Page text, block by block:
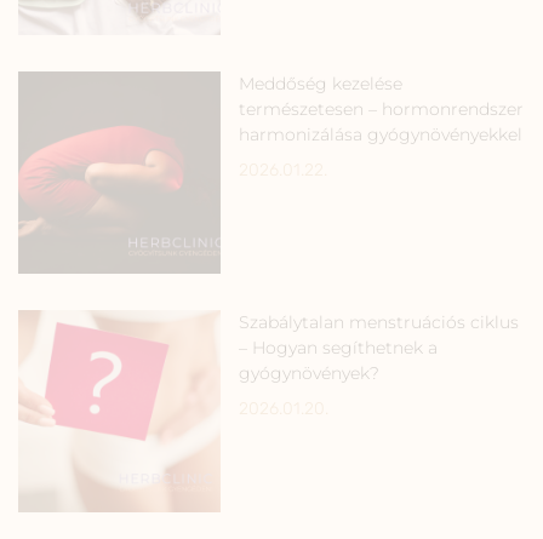
Meddőség kezelése
természetesen – hormonrendszer
harmonizálása gyógynövényekkel
Szabálytalan menstruációs ciklus
– Hogyan segíthetnek a
gyógynövények?